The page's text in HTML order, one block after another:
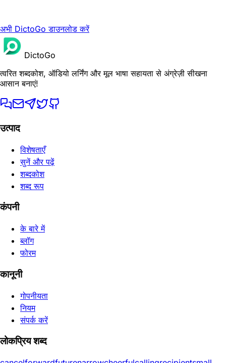
अभी DictoGo डाउनलोड करें
DictoGo
त्वरित शब्दकोश, ऑडियो लर्निंग और मूल भाषा सहायता से अंग्रेज़ी सीखना
आसान बनाएं!
उत्पाद
विशेषताएँ
सुनें और पढ़ें
शब्दकोश
शब्द रूप
कंपनी
के बारे में
ब्लॉग
फोरम
कानूनी
गोपनीयता
नियम
संपर्क करें
लोकप्रिय शब्द